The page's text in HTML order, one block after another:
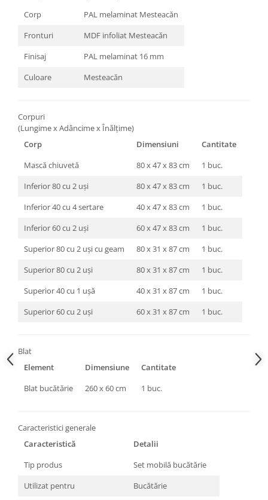
Corp
PAL melaminat Mesteacăn
Fronturi
MDF infoliat Mesteacăn
Finisaj
PAL melaminat 16 mm
Culoare
Mesteacăn
Corpuri
(Lungime x Adâncime x Înălțime)
Corp
Dimensiuni
Cantitate
Mască chiuvetă
80 x 47 x 83 cm
1 buc.
Inferior 80 cu 2 uși
80 x 47 x 83 cm
1 buc.
Inferior 40 cu 4 sertare
40 x 47 x 83 cm
1 buc.
Inferior 60 cu 2 uși
60 x 47 x 83 cm
1 buc.
Superior 80 cu 2 uși cu geam
80 x 31 x 87 cm
1 buc.
Superior 80 cu 2 uși
80 x 31 x 87 cm
1 buc.
Superior 40 cu 1 ușă
40 x 31 x 87 cm
1 buc.
Superior 60 cu 2 uși
60 x 31 x 87 cm 1 buc.
Blat
Element
Dimensiune
Cantitate
Blat bucătărie
260 x 60 cm 1 buc.
Caracteristici generale
Caracteristică
Detalii
Tip produs
Set mobilă bucătărie
Utilizat pentru
Bucătărie